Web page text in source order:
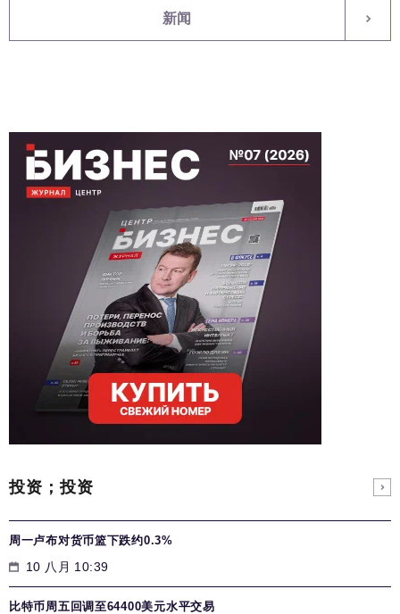
新闻
投资；投资
周一卢布对货币篮下跌约0.3%
10 八月 10:39
比特币周五回调至64400美元水平交易